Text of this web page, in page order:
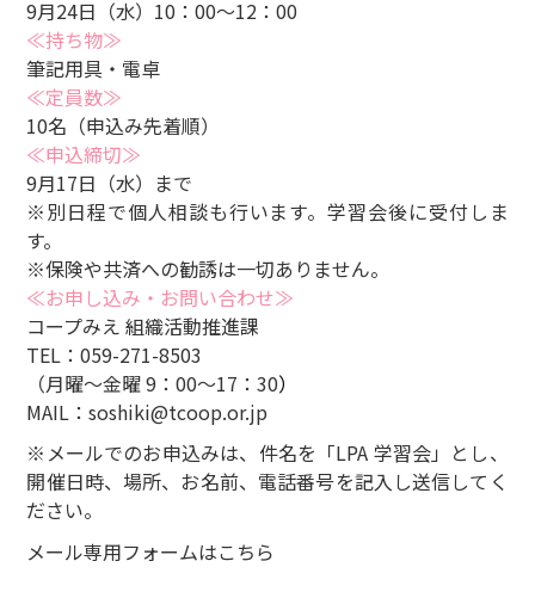
9月24日（水）10：00～12：00
≪持ち物≫
筆記用具・電卓
≪定員数≫
10名（申込み先着順）
≪申込締切≫
9月17日（水）まで
※別日程で個人相談も行います。学習会後に受付しま
す。
※保険や共済への勧誘は一切ありません。
≪お申し込み・お問い合わせ≫
コープみえ 組織活動推進課
TEL：059-271-8503
（月曜～金曜 9：00～17：30）
MAIL：soshiki@tcoop.or.jp
※メールでのお申込みは、件名を「LPA 学習会」とし、
開催日時、場所、お名前、電話番号を記入し送信してく
ださい。
メール専用フォームはこちら